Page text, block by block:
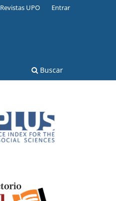
Buscar
Revistas UPO Entrar